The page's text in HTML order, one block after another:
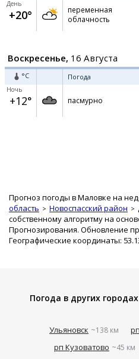
День
+20°
переменная
облачность
Воскресенье, 16 Августа
°C Погода
Ночь
+12° пасмурно
Прогноз погоды в Маловке на
область
Новоспасский район
собственному алгоритму на
Прогнозирования. Обновление
Географические координаты:
Погода в других
Ульяновск ~138 км
рп Кузоватово ~45 км